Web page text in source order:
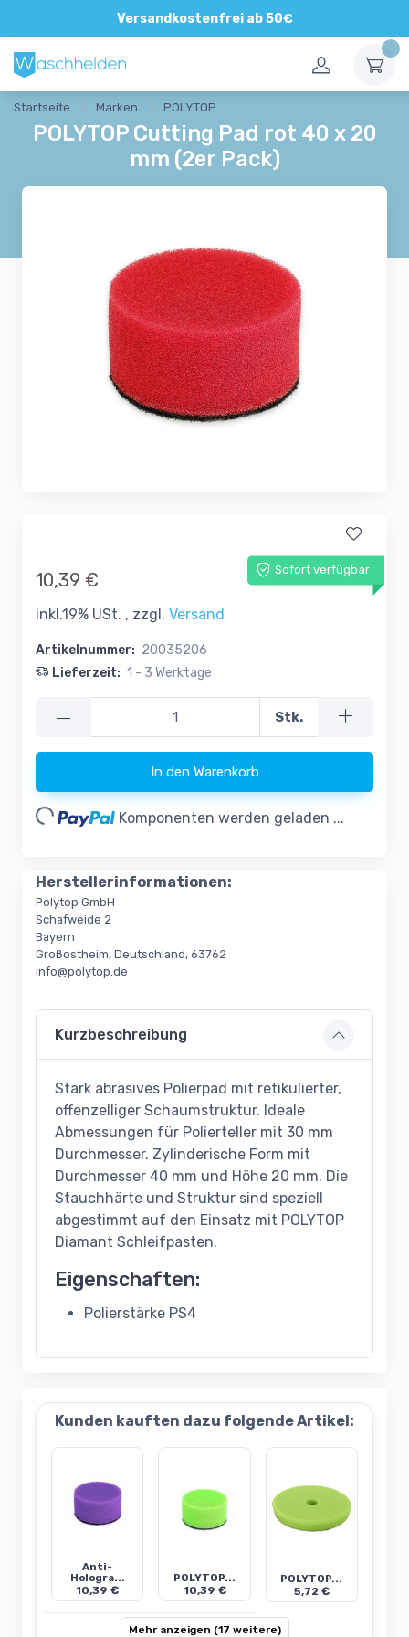
Versandkostenfrei ab 50€
Startseite Marken POLYTOP
POLYTOP Cutting Pad rot 40 x 20
mm (2er Pack)
Sofort verfügbar
10,39 €
inkl.19% USt. , zzgl. Versand
Artikelnummer: 20035206
Lieferzeit: 1 - 3 Werktage
— Stk.
In den Warenkorb
Komponenten werden geladen ...
Herstellerinformationen:
Polytop GmbH
Schafweide 2
Bayern
Großostheim, Deutschland, 63762
info@polytop.de
Kurzbeschreibung
Stark abrasives Polierpad mit retikulierter,
offenzelliger Schaumstruktur. Ideale
Abmessungen für Polierteller mit 30 mm
Durchmesser. Zylinderische Form mit
Durchmesser 40 mm und Höhe 20 mm. Die
Stauchhärte und Struktur sind speziell
abgestimmt auf den Einsatz mit POLYTOP
Diamant Schleifpasten.
Eigenschaften:
Polierstärke PS4
Kunden kauften dazu folgende Artikel:
Anti-
Hologra...
10,39 €
POLYTOP...
10,39 €
POLYTOP...
5,72 €
Mehr anzeigen (17 weitere)